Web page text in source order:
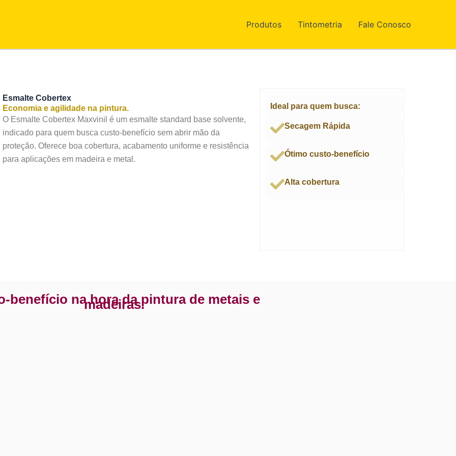
Produtos Tintometria Fale Conosco
Esmalte Cobertex
Economia e agilidade na pintura.
O Esmalte Cobertex Maxvinil é um esmalte standard base solvente,
indicado para quem busca custo-benefício sem abrir mão da
proteção. Oferece boa cobertura, acabamento uniforme e resistência
para aplicações em madeira e metal.
Ideal para quem busca:
Secagem Rápida
Ótimo custo-benefício
Alta cobertura
benefício na hora da pintura de metais e
madeiras.